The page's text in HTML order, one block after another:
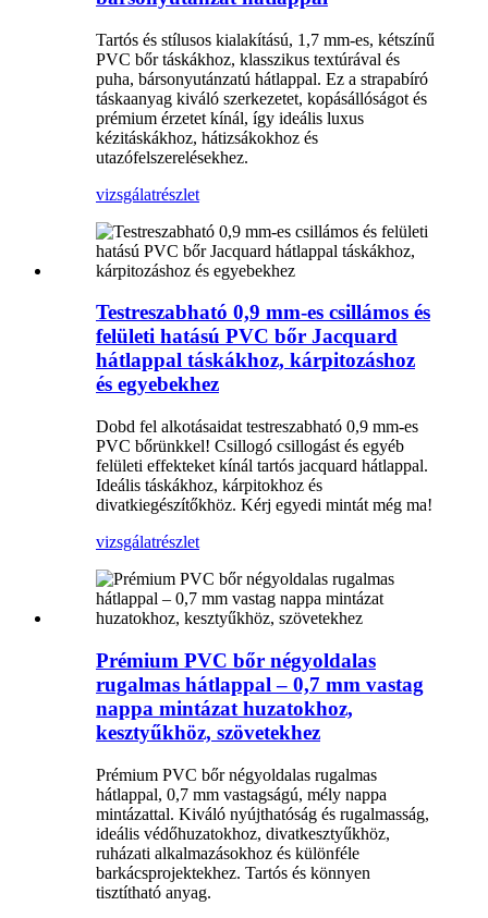
Tartós és stílusos kialakítású, 1,7 mm-es, kétszínű
PVC bőr táskákhoz, klasszikus textúrával és
puha, bársonyutánzatú hátlappal. Ez a strapabíró
táskaanyag kiváló szerkezetet, kopásállóságot és
prémium érzetet kínál, így ideális luxus
kézitáskákhoz, hátizsákokhoz és
utazófelszerelésekhez.
vizsgálatrészlet
Testreszabható 0,9 mm-es csillámos és
felületi hatású PVC bőr Jacquard
hátlappal táskákhoz, kárpitozáshoz
és egyebekhez
Dobd fel alkotásaidat testreszabható 0,9 mm-es
PVC bőrünkkel! Csillogó csillogást és egyéb
felületi effekteket kínál tartós jacquard hátlappal.
Ideális táskákhoz, kárpitokhoz és
divatkiegészítőkhöz. Kérj egyedi mintát még ma!
vizsgálatrészlet
Prémium PVC bőr négyoldalas
rugalmas hátlappal – 0,7 mm vastag
nappa mintázat huzatokhoz,
kesztyűkhöz, szövetekhez
Prémium PVC bőr négyoldalas rugalmas
hátlappal, 0,7 mm vastagságú, mély nappa
mintázattal. Kiváló nyújthatóság és rugalmasság,
ideális védőhuzatokhoz, divatkesztyűkhöz,
ruházati alkalmazásokhoz és különféle
barkácsprojektekhez. Tartós és könnyen
tisztítható anyag.